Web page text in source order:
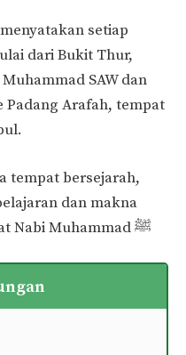
setiap
dari Bukit Thur,
SAW dan
Padang Arafah, tempat
tempat bersejarah,
dan makna
kepada hati kita sebagai umat Nabi Muhammad ﷺ